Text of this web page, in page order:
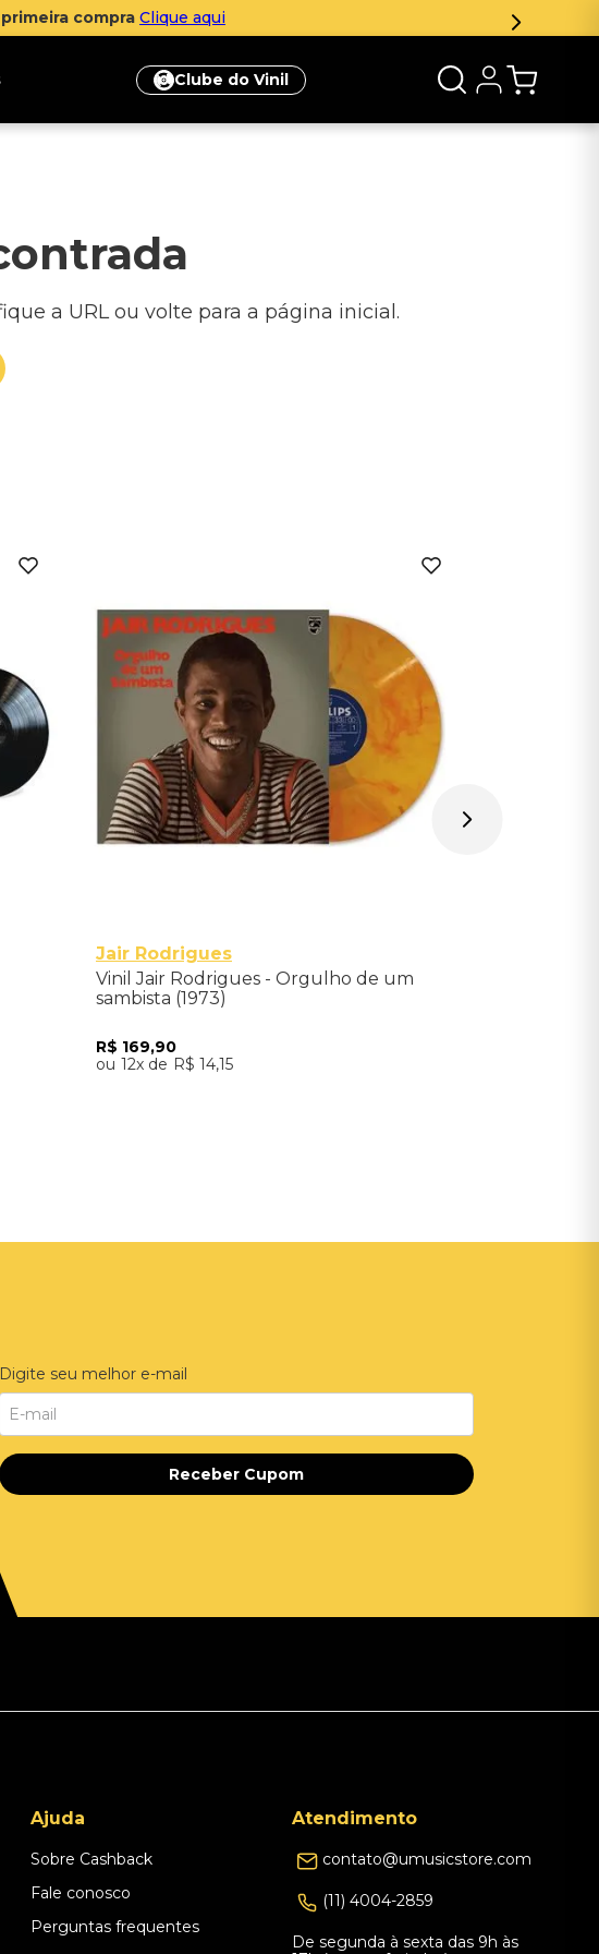
compra Clique aqui
Clube do Vinil
a URL ou volte para a página inicial.
Jair Rodrigues
Vinil Jair Rodrigues - Orgulho de um
sambista (1973)
R$ 169,90
12
R$ 14,15
Digite seu melhor e-mail
Receber Cupom
Ajuda
Sobre Cashback
Fale conosco
Perguntas frequentes
Atendimento
contato@umusicstore.com
(11) 4004-2859
De segunda à sexta das 9h às